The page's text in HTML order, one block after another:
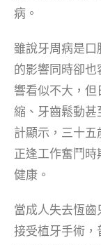
病。
雖說牙周病是
的影響同時卻
響看似不大，
縮、牙齒鬆動甚
計顯示，三十
正逢工作奮鬥
健康。
當成人失去恆
接受植牙手術，